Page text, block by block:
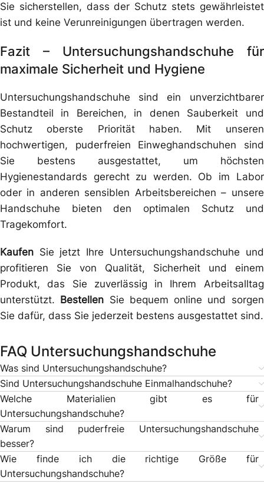
Sie sicherstellen, dass der Schutz stets gewährleistet
ist und keine Verunreinigungen übertragen werden.
Fazit – Untersuchungshandschuhe für
maximale Sicherheit und Hygiene
Untersuchungshandschuhe sind ein unverzichtbarer
Bestandteil in Bereichen, in denen Sauberkeit und
Schutz oberste Priorität haben. Mit unseren
hochwertigen, puderfreien Einweghandschuhen sind
Sie bestens ausgestattet, um höchsten
Hygienestandards gerecht zu werden. Ob im Labor
oder in anderen sensiblen Arbeitsbereichen – unsere
Handschuhe bieten den optimalen Schutz und
Tragekomfort.
Kaufen Sie jetzt Ihre Untersuchungshandschuhe und
profitieren Sie von Qualität, Sicherheit und einem
Produkt, das Sie zuverlässig in Ihrem Arbeitsalltag
unterstützt.
Bestellen Sie bequem online und sorgen
Sie dafür, dass Sie jederzeit bestens ausgestattet sind.
FAQ Untersuchungshandschuhe
Was sind Untersuchungshandschuhe?
Sind Untersuchungshandschuhe Einmalhandschuhe?
Welche Materialien gibt es für
Untersuchungshandschuhe?
Warum sind puderfreie Untersuchungshandschuhe
besser?
Wie finde ich die richtige Größe für
Untersuchungshandschuhe?